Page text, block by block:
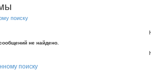
поиску
не найдено.
поиску